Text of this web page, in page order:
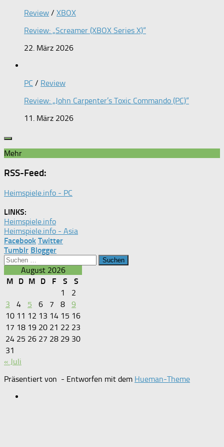
Review / XBOX
Review: „Screamer (XBOX Series X)“
22. März 2026
PC / Review
Review: „John Carpenter’s Toxic Commando (PC)“
11. März 2026
Mehr
RSS-Feed:
Heimspiele.info - PC
LINKS:
Heimspiele.info
Heimspiele.info - Asia
Facebook Twitter
Tumblr Blogger
Suchen
nach:August 2026
M
D M D F S
S
1
2
3
4 5 6 7 8
9
10 11 12 13 14 15 16
17 18 19 20 21 22 23
24 25 26 27 28 29 30
31
« Juli
Präsentiert von - Entworfen mit dem Hueman-Theme